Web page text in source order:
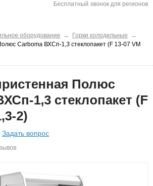
Бесплатный звонок для регионов
оборудование → Горки холодильные
→
Carboma ВХСп-1,3 стеклопакет (F 13-07 VM
Полюс
1,3 стеклопакет (F
2)
Задать вопрос